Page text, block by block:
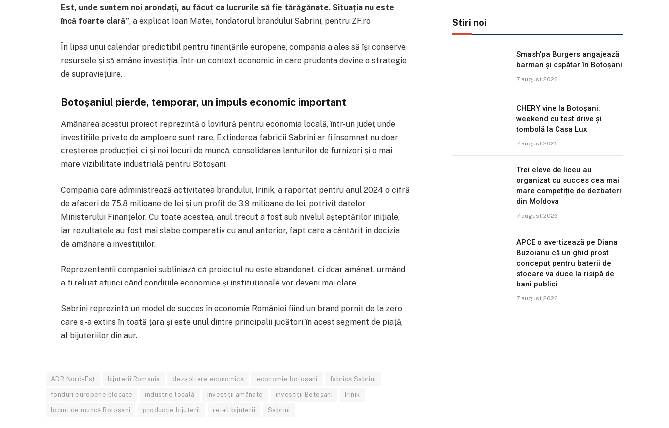
Est, unde suntem noi arondați, au făcut ca lucrurile să fie tărăgănate. Situația nu este
încă foarte clară”, a explicat Ioan Matei, fondatorul brandului Sabrini, pentru ZF.ro
În lipsa unui calendar predictibil pentru finanțările europene, compania a ales să își conserve
resursele și să amâne investiția, într-un context economic în care prudența devine o strategie
de supraviețuire.
Botoșaniul pierde, temporar, un impuls economic important
Amânarea acestui proiect reprezintă o lovitură pentru economia locală, într-un județ unde
investițiile private de amploare sunt rare. Extinderea fabricii Sabrini ar fi însemnat nu doar
creșterea producției, ci și noi locuri de muncă, consolidarea lanțurilor de furnizori și o mai
mare vizibilitate industrială pentru Botoșani.
Compania care administrează activitatea brandului, Irinik, a raportat pentru anul 2024 o cifră
de afaceri de 75,8 milioane de lei și un profit de 3,9 milioane de lei, potrivit datelor
Ministerului Finanțelor. Cu toate acestea, anul trecut a fost sub nivelul așteptărilor inițiale,
iar rezultatele au fost mai slabe comparativ cu anul anterior, fapt care a cântărit în decizia
de amânare a investițiilor.
Reprezentanții companiei subliniază că proiectul nu este abandonat, ci doar amânat, urmând
a fi reluat atunci când condițiile economice și instituționale vor deveni mai clare.
Sabrini reprezintă un model de succes în economia României fiind un brand pornit de la zero
care s-a extins în toată țara și este unul dintre principalii jucători în acest segment de piață,
al bijuteriilor din aur.
ADR Nord-Est bijuterii România dezvoltare economică economie botoșani fabrică Sabrini
fonduri europene blocate industrie locală investiții amânate investiții Botoșani Irinik
locuri de muncă Botoșani producție bijuterii retail bijuterii Sabrini
Stiri noi
Smash’pa Burgers angajează
barman și ospătar în Botoșani
7 august 2026
CHERY vine la Botoșani:
weekend cu test drive și
tombolă la Casa Lux
7 august 2026
Trei eleve de liceu au
organizat cu succes cea mai
mare competiție de dezbateri
din Moldova
7 august 2026
APCE o avertizează pe Diana
Buzoianu că un ghid prost
conceput pentru baterii de
stocare va duce la risipă de
bani publici
7 august 2026